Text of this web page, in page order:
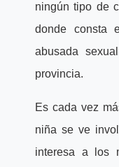
ningún tipo de
donde consta
abusada
provincia.
Es cada vez
niña se ve
interesa a los